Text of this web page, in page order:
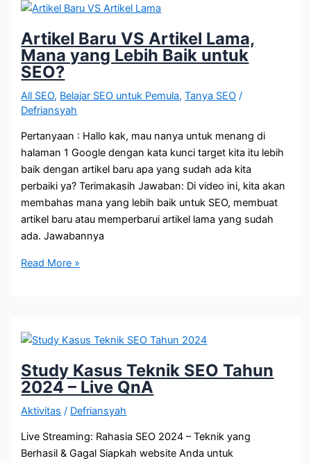
Berapa
Keyword?
Artikel Baru VS Artikel Lama,
Mana yang Lebih Baik untuk
SEO?
All SEO, Belajar SEO untuk Pemula,Tanya SEO /
Defriansyah
Pertanyaan : Hallo kak, mau nanya untuk menang di
halaman 1 Google dengan kata kunci target kita itu lebih
baik dengan artikel baru apa yang sudah ada kita
perbaiki ya? Terimakasih Jawaban: Di video ini, kita akan
membahas mana yang lebih baik untuk SEO, membuat
artikel baru atau memperbarui artikel lama yang sudah
ada. Jawabannya
Artikel
Lama,
Mana
yang
Lebih
Baik
untuk
Read More »
Study Kasus Teknik SEO Tahun
2024 – Live QnA
Aktivitas / Defriansyah
Live Streaming: Rahasia SEO 2024 – Teknik yang
Berhasil & Gagal Siapkah website Anda untuk